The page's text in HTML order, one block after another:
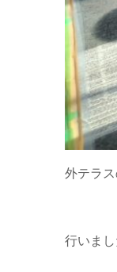
外テラ
行いまし